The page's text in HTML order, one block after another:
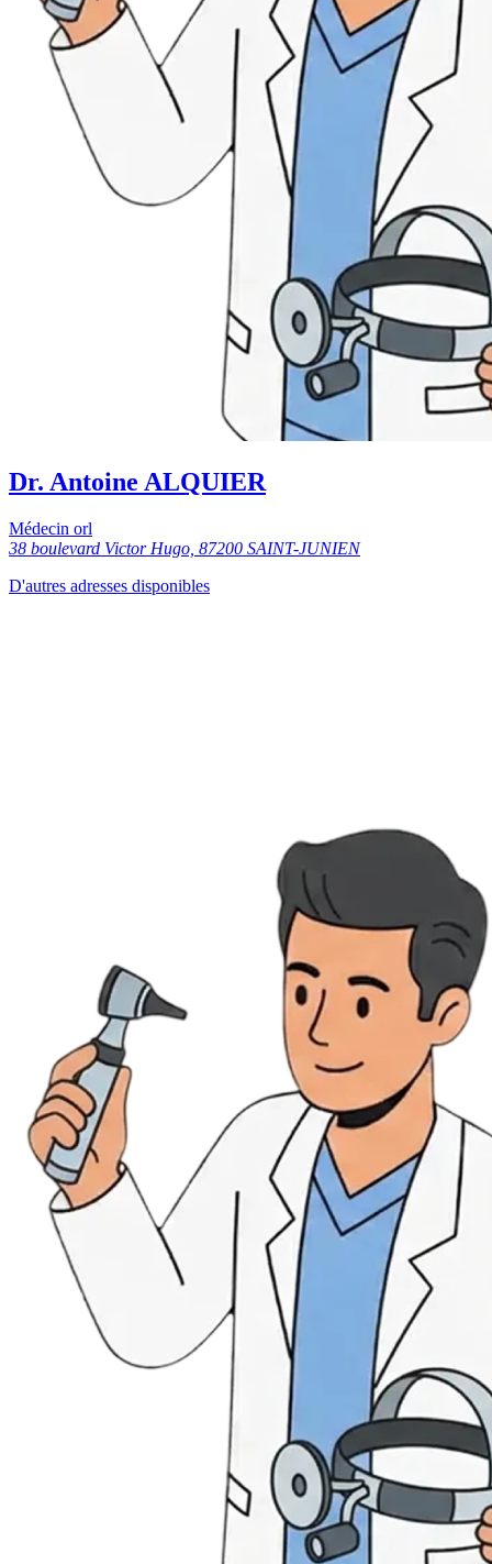
Dr. Antoine ALQUIER
Médecin orl
38 boulevard Victor Hugo, 87200 SAINT-JUNIEN
D'autres adresses disponibles